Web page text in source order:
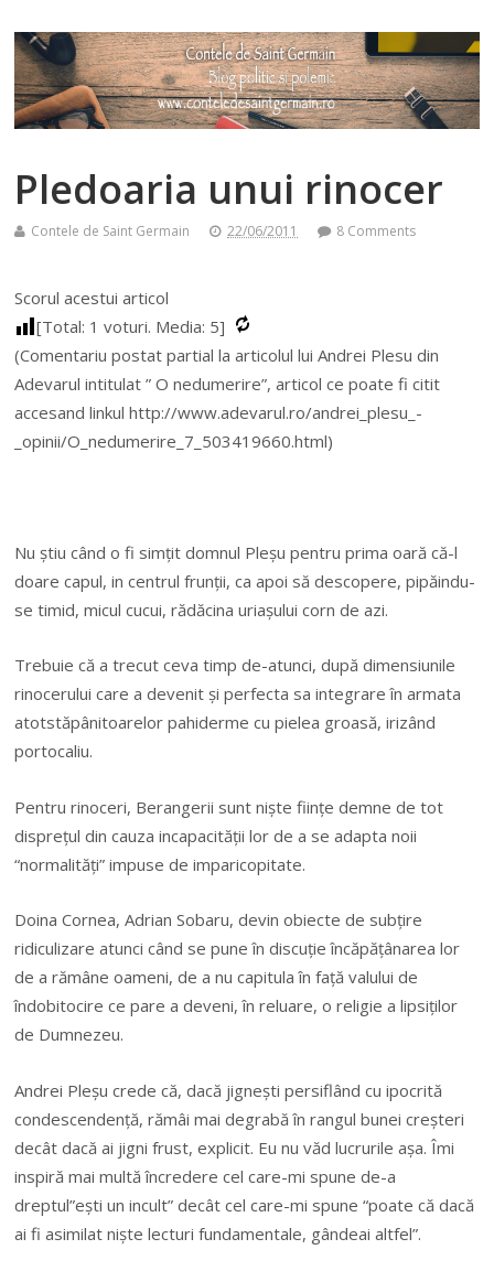
Pledoaria unui rinocer
Contele de Saint Germain 22/06/2011 8 Comments
Scorul acestui articol
[Total: 1 voturi. Media: 5]
(Comentariu postat partial la articolul lui Andrei Plesu din
Adevarul intitulat ” O nedumerire”, articol ce poate fi citit
accesand linkul http://www.adevarul.ro/andrei_plesu_-
_opinii/O_nedumerire_7_503419660.html)
Nu știu când o fi simțit domnul Pleșu pentru prima oară că-l
doare capul, in centrul frunții, ca apoi să descopere, pipăindu-
se timid, micul cucui, rădăcina uriașului corn de azi.
Trebuie că a trecut ceva timp de-atunci, după dimensiunile
rinocerului care a devenit și perfecta sa integrare în armata
atotstăpânitoarelor pahiderme cu pielea groasă, irizând
portocaliu.
Pentru rinoceri, Berangerii sunt niște ființe demne de tot
disprețul din cauza incapacității lor de a se adapta noii
“normalități” impuse de imparicopitate.
Doina Cornea, Adrian Sobaru, devin obiecte de subțire
ridiculizare atunci când se pune în discuție încăpățânarea lor
de a rămâne oameni, de a nu capitula în față valului de
îndobitocire ce pare a deveni, în reluare, o religie a lipsiților
de Dumnezeu.
Andrei Pleșu crede că, dacă jignești persiflând cu ipocrită
condescendență, rămâi mai degrabă în rangul bunei creșteri
decât dacă ai jigni frust, explicit. Eu nu văd lucrurile așa. Îmi
inspiră mai multă încredere cel care-mi spune de-a
dreptul”ești un incult” decât cel care-mi spune “poate că dacă
ai fi asimilat niște lecturi fundamentale, gândeai altfel”.